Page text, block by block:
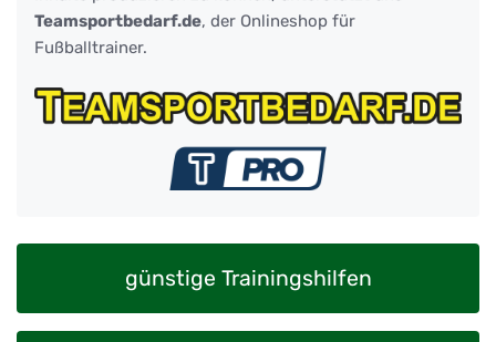
Teamsportbedarf.de, der Onlineshop für
Fußballtrainer.
günstige Trainingshilfen